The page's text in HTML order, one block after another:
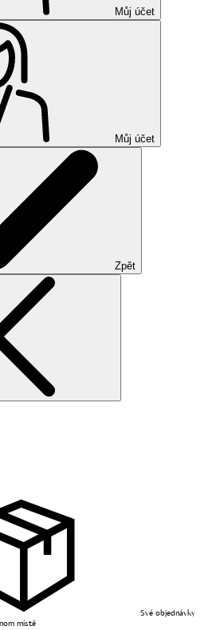
Můj účet
Můj účet
Zpět
Své objednávky
místě